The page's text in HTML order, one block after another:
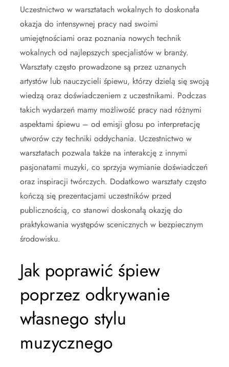
Uczestnictwo w warsztatach wokalnych to doskonała
okazja do intensywnej pracy nad swoimi
umiejętnościami oraz poznania nowych technik
wokalnych od najlepszych specjalistów w branży.
Warsztaty często prowadzone są przez uznanych
artystów lub nauczycieli śpiewu, którzy dzielą się swoją
wiedzą oraz doświadczeniem z uczestnikami. Podczas
takich wydarzeń mamy możliwość pracy nad różnymi
aspektami śpiewu – od emisji głosu po interpretację
utworów czy techniki oddychania. Uczestnictwo w
warsztatach pozwala także na interakcję z innymi
pasjonatami muzyki, co sprzyja wymianie doświadczeń
oraz inspiracji twórczych. Dodatkowo warsztaty często
kończą się prezentacjami uczestników przed
publicznością, co stanowi doskonałą okazję do
praktykowania występów scenicznych w bezpiecznym
środowisku.
Jak poprawić śpiew
poprzez odkrywanie
własnego stylu
muzycznego